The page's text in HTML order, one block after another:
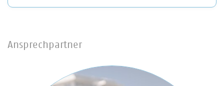
Ansprechpartner